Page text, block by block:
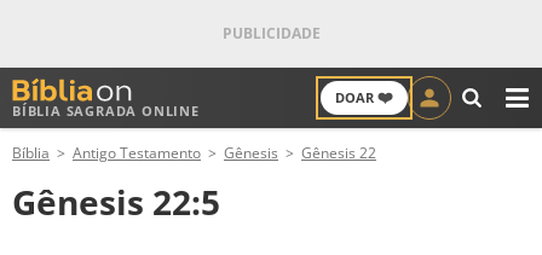
BÍBLIA SAGRADA ONLINE
DOAR ❤️
ANTIGO TESTAMENTO
NOVO TESTAMENTO
Bíblia Antigo Testamento Gênesis Gênesis 22
Gênesis 22:5